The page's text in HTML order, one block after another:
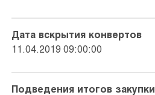
Дата вскрытия конвертов
11.04.2019 09:00:00
Подведения итогов закупки